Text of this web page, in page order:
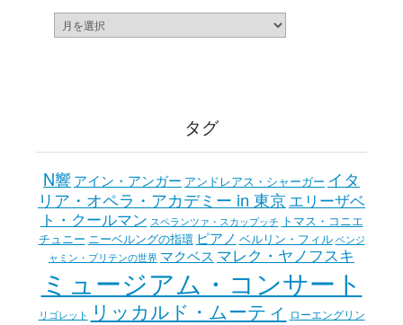
タグ
N響アイン・アンガー アンドレアス・シャーガー イタ
リア・オペラ・アカデミー in 東京エリーザベ
ト・クールマン スペランツァ・スカップッチ トマス・コニエ
チュニー ニーベルングの指環 ピアノ ベルリン・フィル ベンジ
ャミン・ブリテンの世界 マクベス マレク・ヤノフスキ
ミュージアム・コンサート
リゴレット リッカルド・ムーティ ローエングリン